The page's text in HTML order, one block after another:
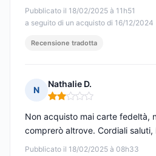
Pubblicato il 18/02/2025 à 11h51
a seguito di un acquisto di 16/12/2024
Recensione tradotta
N
Nathalie D.
Nota: 2 su 5
Pubblicato il 18/02/2025 à 08h33
Non acquisto mai carte fedeltà,
comprerò altrove. Cordiali saluti,